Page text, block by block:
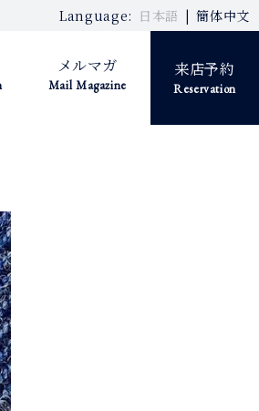
Language: 日本語 簡体中文
メルマガ
Mail Magazine
来店予約
Reservation